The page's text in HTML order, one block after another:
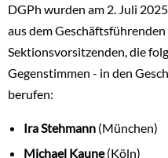
DGPh wurden am 2. Juli
aus dem
Sektionsvorsitzenden, die
Gegenstimmen - in den
berufen:
Ira Stehmann (München)
Michael Kaune(Köln)